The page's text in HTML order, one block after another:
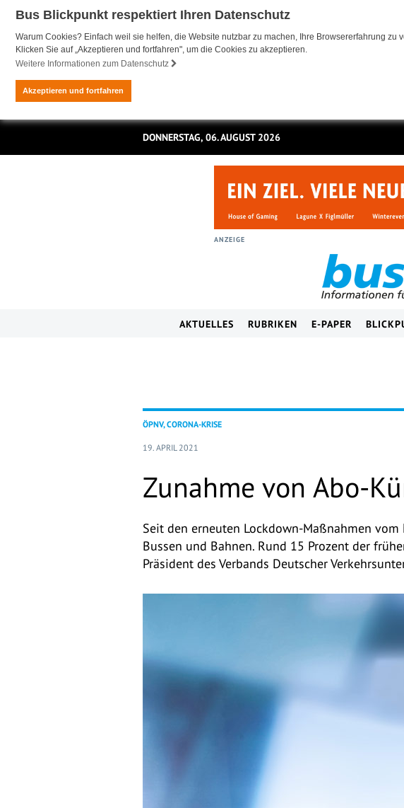
Bus Blickpunkt respektiert Ihren Datenschutz
Warum Cookies? Einfach weil sie helfen, die Website nutzbar zu machen, Ihre Browsererfahrung
Klicken Sie auf „Akzeptieren und fortfahren", um die Cookies zu akzeptieren.
Weitere Informationen zum Datenschutz
Akzeptieren und fortfahren
DONNERSTAG, 06. AUGUST 2026
ANZEIGE
AKTUELLES RUBRIKEN E-PAPER
ÖPNV, CORONA-KRISE
19. APRIL 2021
Zunahme von Abo-
Seit den erneuten Lockdown-Maßnahmen
Bussen und Bahnen. Rund 15 Prozent der
Präsident des Verbands Deutscher